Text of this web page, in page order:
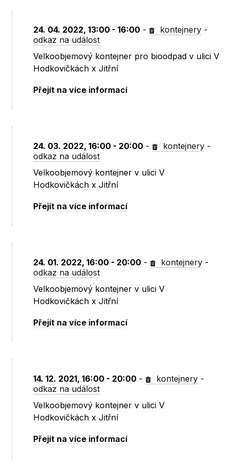
24. 04. 2022, 13:00 - 16:00 - kontejnery -
odkaz na událost
Velkoobjemový kontejner pro bioodpad v ulici V
Hodkovičkách x Jitřní
Přejít na více informací
24. 03. 2022, 16:00 - 20:00 - kontejnery -
odkaz na událost
Velkoobjemový kontejner v ulici V
Hodkovičkách x Jitřní
Přejít na více informací
24. 01. 2022, 16:00 - 20:00 - kontejnery -
odkaz na událost
Velkoobjemový kontejner v ulici V
Hodkovičkách x Jitřní
Přejít na více informací
14. 12. 2021, 16:00 - 20:00 - kontejnery -
odkaz na událost
Velkoobjemový kontejner v ulici V
Hodkovičkách x Jitřní
Přejít na více informací